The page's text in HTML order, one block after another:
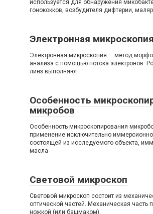
используется для обнаружения
гонококков, возбудителя дифтерии,
Электронная микроскопия
Электронная микроскопия — метод
анализа с помощью потока электронов.
линз выполняют
Особенность
микробов
Особенность микроскопирования
применение исключительно
состоящей из исследуемого объекта,
масла
Световой микроскоп
Световой микроскоп состоит из
оптической частей. Механическая часть
ножкой (или башмаком),